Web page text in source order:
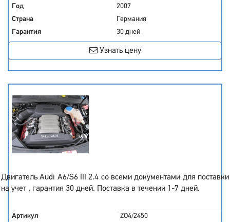
Год
2007
Страна
Германия
Гарантия
30 дней
Узнать цену
Двигатель Audi A6/S6 III 2.4 со всеми документами для поставки
на учет , гарантия 30 дней. Поставка в течении 1-7 дней.
Артикул
ZO4/2450